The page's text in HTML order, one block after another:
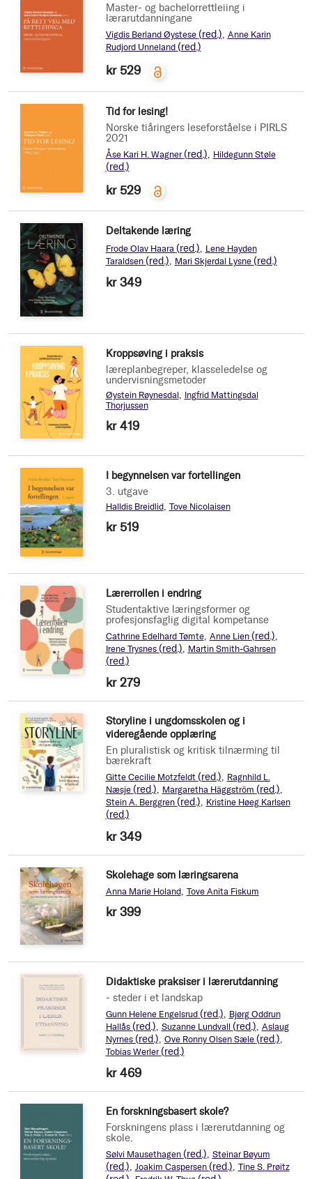
Master- og bachelorrettleiing i
lærarutdanningane
Vigdis Berland Øystese (red.) Anne Karin
Rudjord Unneland (red.)
kr 529
Tid for lesing!
Norske tiåringers leseforståelse i PIRLS
2021
Åse Kari H. Wagner (red.) Hildegunn Støle
(red.)
kr 529
Deltakende læring
Frode Olav Haara (red.)
Lene Hayden
Taraldsen (red.) Mari Skjerdal Lysne (red.)
kr 349
Kroppsøving i praksis
læreplanbegreper, klasseledelse og
undervisningsmetoder
Øystein Røynesdal
Ingfrid Mattingsdal
Thorjussen
kr 419
I begynnelsen var fortellingen
3. utgave
Halldis Breidlid Tove Nicolaisen
kr 519
Lærerrollen i endring
Studentaktive læringsformer og
profesjonsfaglig digital kompetanse
Cathrine Edelhard Tømte Anne Lien (red.)
Irene Trysnes (red.) Martin Smith-Gahrsen
(red.)
kr 279
Storyline i ungdomsskolen og i
videregående opplæring
En pluralistisk og kritisk tilnærming til
bærekraft
Gitte Cecilie Motzfeldt (red.)
Ragnhild L.
Næsje (red.) Margaretha Häggström (red.)
Stein A. Berggren (red.) Kristine Høeg Karlsen
(red.)
kr 349
Skolehage som læringsarena
Anna Marie Holand Tove Anita Fiskum
kr 399
Didaktiske praksiser i lærerutdanning
- steder i et landskap
Gunn Helene Engelsrud (red.)
Bjørg Oddrun
Hallås (red.) Suzanne Lundvall (red.) Aslaug
Nyrnes (red.) Ove Ronny Olsen Sæle (red.)
Tobias Werler (red.)
kr 469
En forskningsbasert skole?
Forskningens plass i lærerutdanning og
skole.
Sølvi Mausethagen (red.) Steinar Bøyum
(red.) Joakim Caspersen (red.) Tine S. Prøitz